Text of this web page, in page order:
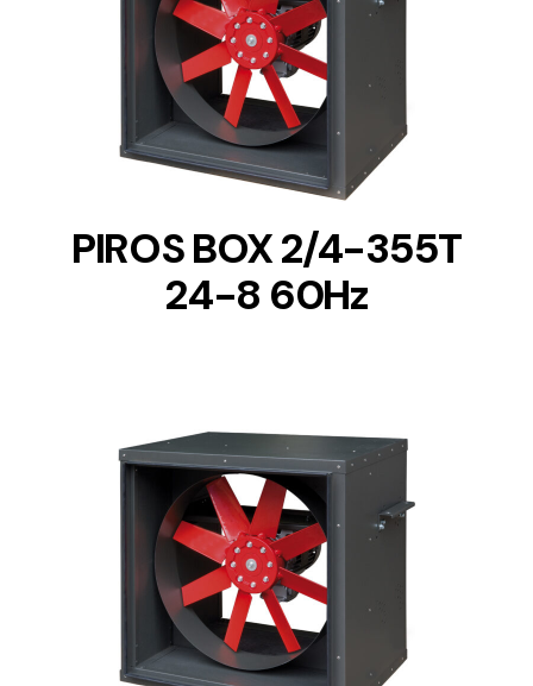
DETAILS
PIROS BOX 2/4-355T
24-8 60Hz
DETAILS